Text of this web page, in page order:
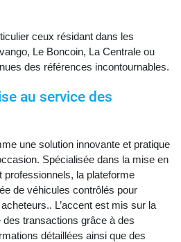
ceux résidant dans les
Le Boncoin, La Centrale ou
des références incontournables.
au service des
une solution innovante et pratique
Spécialisée dans la mise en
professionnels, la plateforme
de véhicules contrôlés pour
L’accent est mis sur la
transactions grâce à des
détaillées ainsi que des